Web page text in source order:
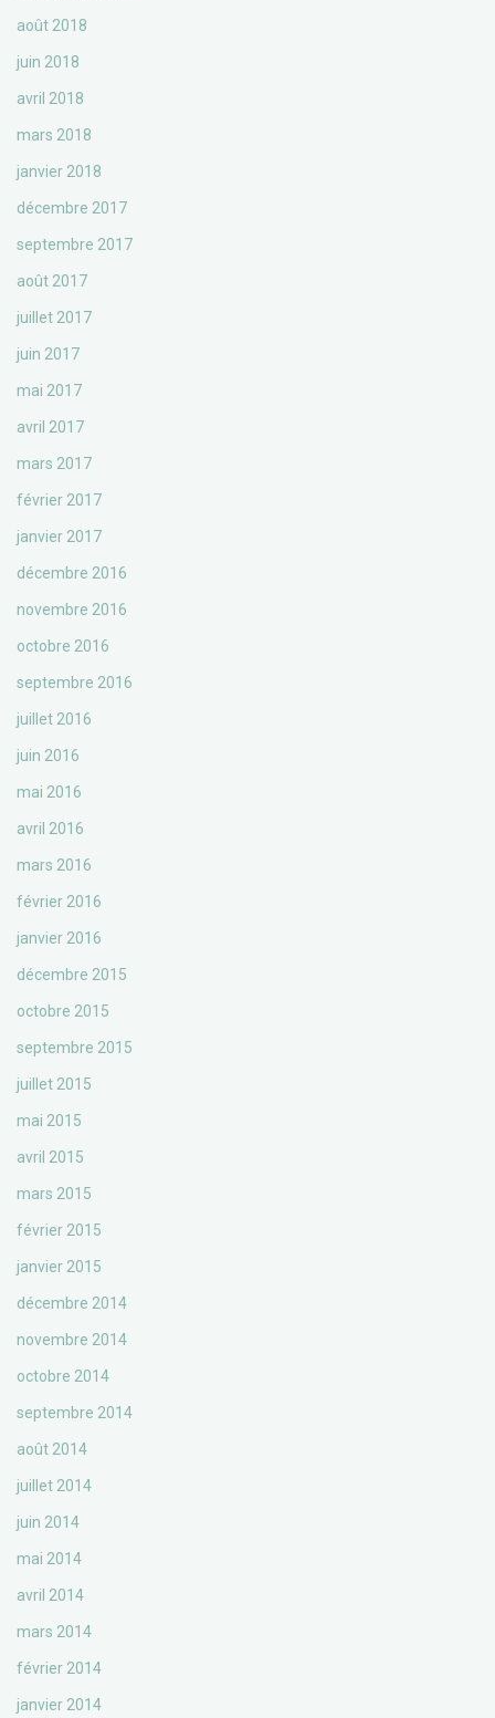
août 2018
juin 2018
avril 2018
mars 2018
janvier 2018
décembre 2017
septembre 2017
août 2017
juillet 2017
juin 2017
mai 2017
avril 2017
mars 2017
février 2017
janvier 2017
décembre 2016
novembre 2016
octobre 2016
septembre 2016
juillet 2016
juin 2016
mai 2016
avril 2016
mars 2016
février 2016
janvier 2016
décembre 2015
octobre 2015
septembre 2015
juillet 2015
mai 2015
avril 2015
mars 2015
février 2015
janvier 2015
décembre 2014
novembre 2014
octobre 2014
septembre 2014
août 2014
juillet 2014
juin 2014
mai 2014
avril 2014
mars 2014
février 2014
janvier 2014